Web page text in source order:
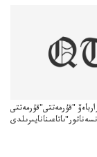
"قۇرمەتتى"قۇرمەتتى